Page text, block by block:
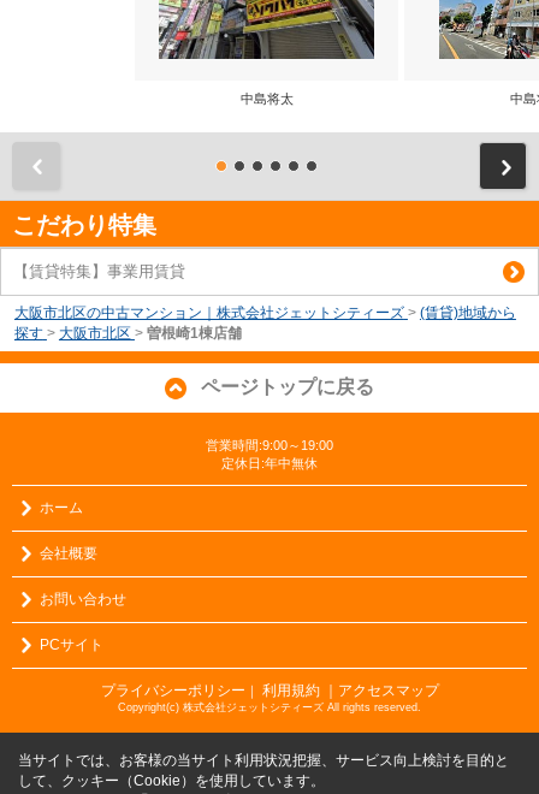
中島将太 中島
こだわり特集
【賃貸特集】事業用賃貸
大阪市北区の中古マンション｜株式会社ジェットシティーズ > (賃貸)地域から
探す > 大阪市北区 > 曽根崎1棟店舗
ページトップに戻る
営業時間:9:00～19:00
定休日:年中無休
ホーム
会社概要
お問い合わせ
PCサイト
プライバシーポリシー 利用規約 ｜アクセスマップ
Copyright(c) 株式会社ジェットシティーズ All rights reserved.
当サイトでは、お客様の当サイト利用状況把握、サービス向上検討を目的と
して、クッキー（Cookie）を使用しています。